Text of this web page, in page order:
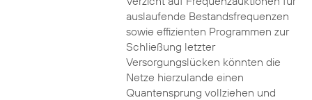
auslaufende Bestandsfrequenzen
sowie effizienten Programmen zur
Schließung letzter
Versorgungslücken könnten die
Netze hierzulande einen
Quantensprung vollziehen und